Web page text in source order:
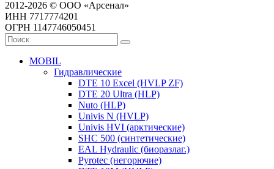
2012-2026 © ООО «Арсенал»
ИНН 7717774201
ОГРН 1147746050451
MOBIL
Гидравлические
DTE 10 Excel (HVLP ZF)
DTE 20 Ultra (HLP)
Nuto (HLP)
Univis N (HVLP)
Univis HVI (арктические)
SHC 500 (синтетические)
EAL Hydraulic (биоразлаг.)
Pyrotec (негорючие)